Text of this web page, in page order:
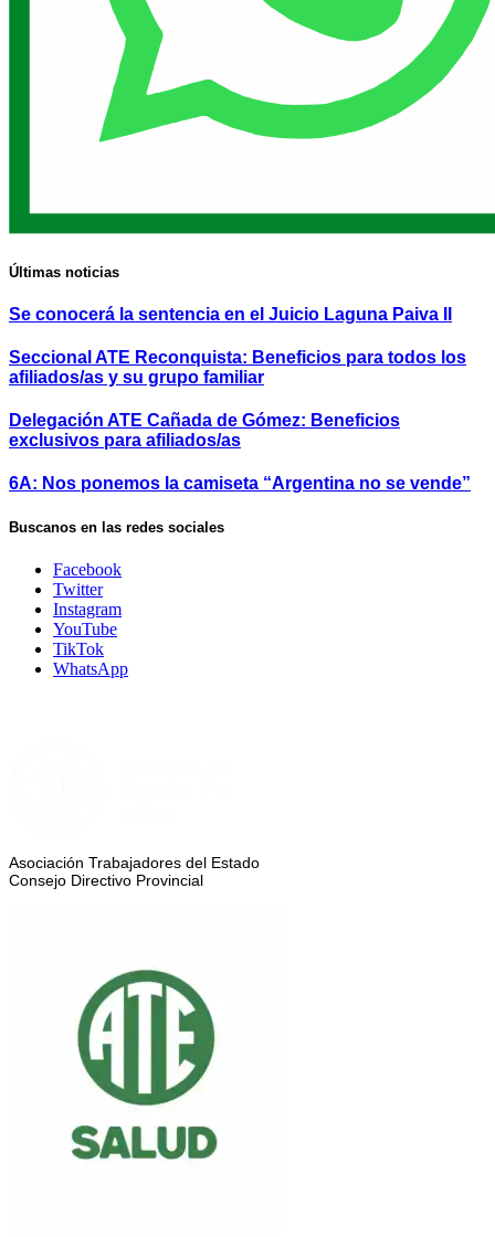
Últimas noticias
Se conocerá la sentencia en el Juicio Laguna Paiva II
Seccional ATE Reconquista: Beneficios para todos los
afiliados/as y su grupo familiar
Delegación ATE Cañada de Gómez: Beneficios
exclusivos para afiliados/as
6A: Nos ponemos la camiseta “Argentina no se vende”
Buscanos en las redes sociales
Facebook
Twitter
Instagram
YouTube
TikTok
WhatsApp
Asociación Trabajadores del Estado
Consejo Directivo Provincial